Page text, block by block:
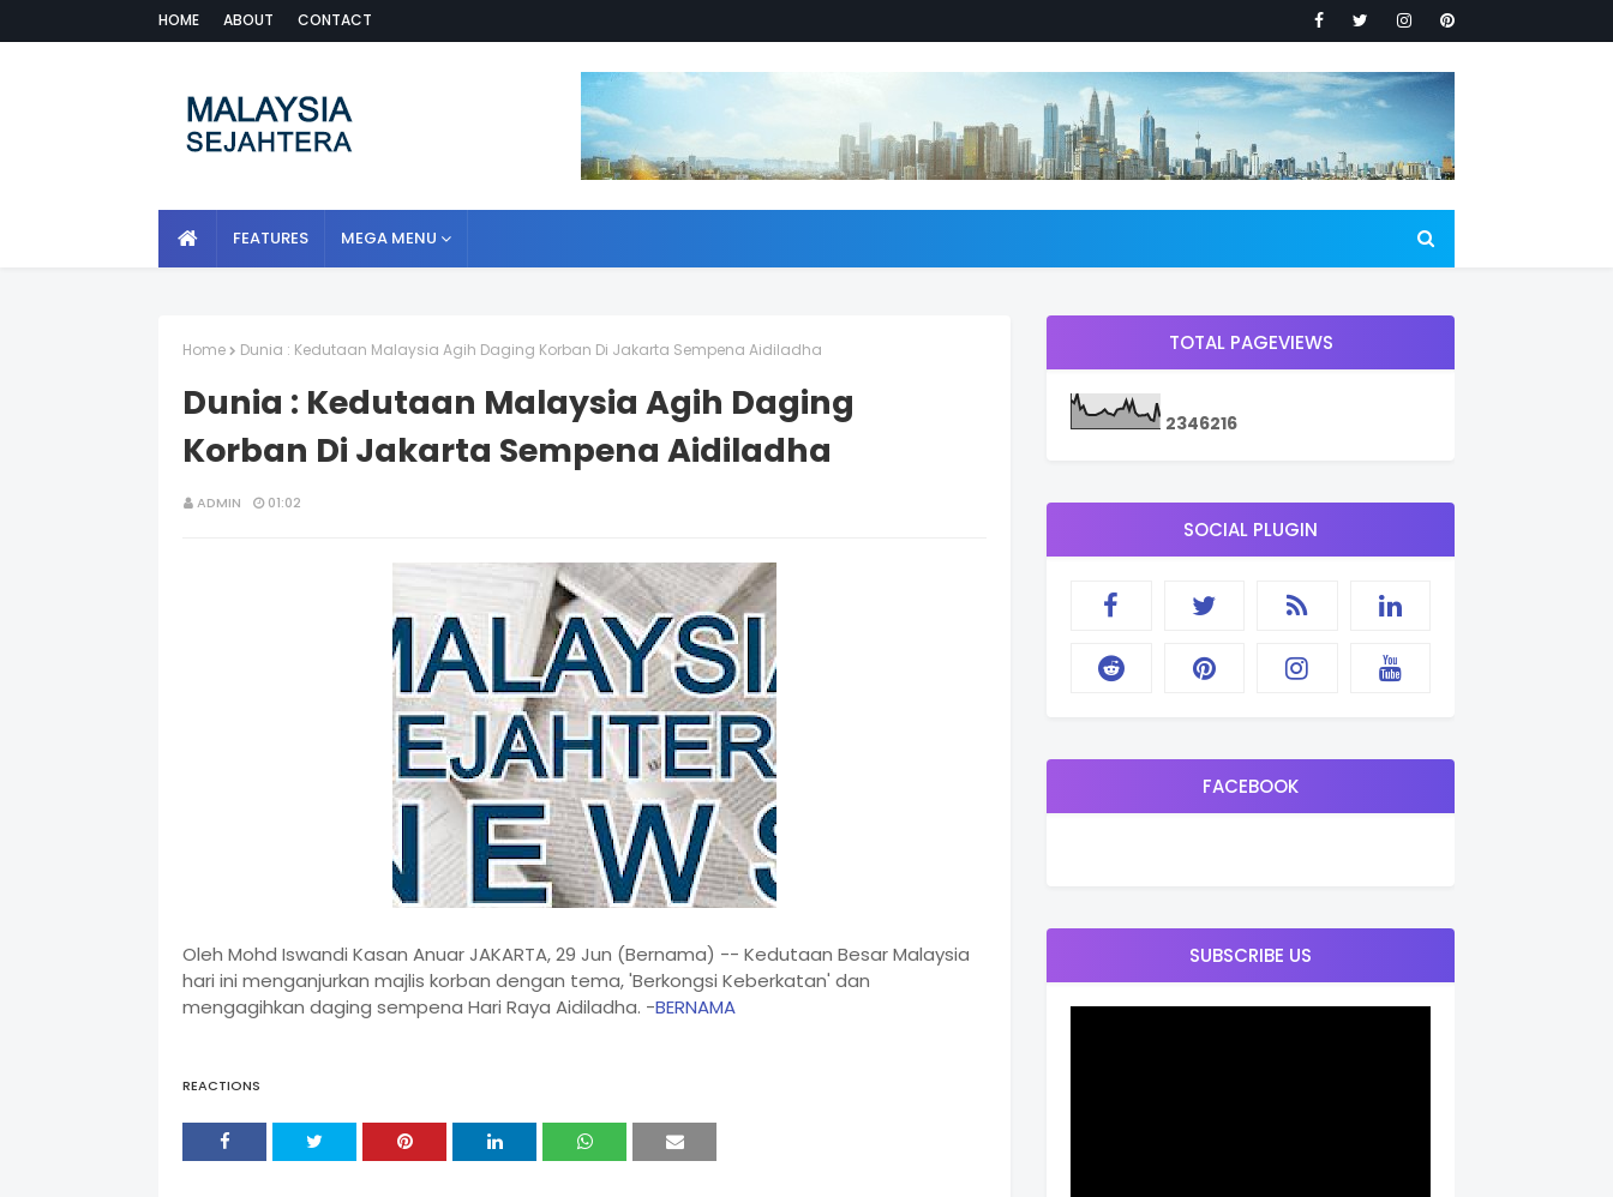
HOME ABOUT CONTACT
FEATURES MEGA MENU
Home Dunia : Kedutaan Malaysia Agih Daging Korban Di Jakarta Sempena Aidiladha
Dunia : Kedutaan Malaysia Agih Daging
Korban Di Jakarta Sempena Aidiladha
ADMIN 01:02
Oleh Mohd Iswandi Kasan Anuar JAKARTA, 29 Jun (Bernama) -- Kedutaan Besar Malaysia
hari ini menganjurkan majlis korban dengan tema, 'Berkongsi Keberkatan' dan
mengagihkan daging sempena Hari Raya Aidiladha. -BERNAMA
REACTIONS
TOTAL PAGEVIEWS
2346216
SOCIAL PLUGIN
FACEBOOK
SUBSCRIBE US